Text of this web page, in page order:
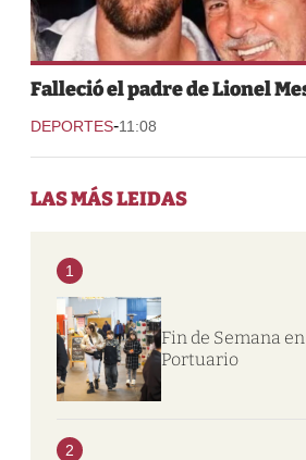
Falleció el padre de Lionel
DEPORTES-11:08
LAS MÁS LEIDAS
1
Fin de Semana
Portuario
2